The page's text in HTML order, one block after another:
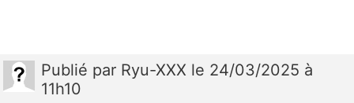
Publié par Ryu-XXX le 24/03/2025 à
11h10